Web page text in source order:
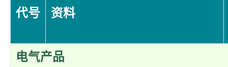
代号 资料
电气产品